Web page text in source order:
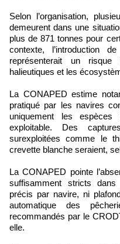
Selon l’organisation,
demeurent dans une
plus de 871 tonnes pour
contexte, l’introduction
représenterait un
halieutiques et les
La CONAPED estime
pratiqué par les navires
uniquement les espèces
exploitable. Des
surexploitées comme le
crevette blanche seraient,
La CONAPED pointe
suffisamment stricts dans
précis par navire, ni
automatique des
recommandés par le
elle.